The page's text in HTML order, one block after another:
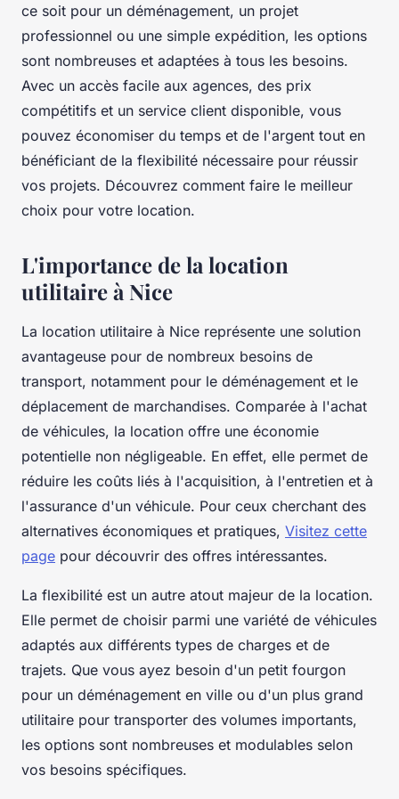
ce soit pour un déménagement, un projet
professionnel ou une simple expédition, les options
sont nombreuses et adaptées à tous les besoins.
Avec un accès facile aux agences, des prix
compétitifs et un service client disponible, vous
pouvez économiser du temps et de l'argent tout en
bénéficiant de la flexibilité nécessaire pour réussir
vos projets. Découvrez comment faire le meilleur
choix pour votre location.
L'importance de la location
utilitaire à Nice
La location utilitaire à Nice représente une solution
avantageuse pour de nombreux besoins de
transport, notamment pour le déménagement et le
déplacement de marchandises. Comparée à l'achat
de véhicules, la location offre une économie
potentielle non négligeable. En effet, elle permet de
réduire les coûts liés à l'acquisition, à l'entretien et à
l'assurance d'un véhicule. Pour ceux cherchant des
alternatives économiques et pratiques, Visitez cette
page pour découvrir des offres intéressantes.
La flexibilité est un autre atout majeur de la location.
Elle permet de choisir parmi une variété de véhicules
adaptés aux différents types de charges et de
trajets. Que vous ayez besoin d'un petit fourgon
pour un déménagement en ville ou d'un plus grand
utilitaire pour transporter des volumes importants,
les options sont nombreuses et modulables selon
vos besoins spécifiques.